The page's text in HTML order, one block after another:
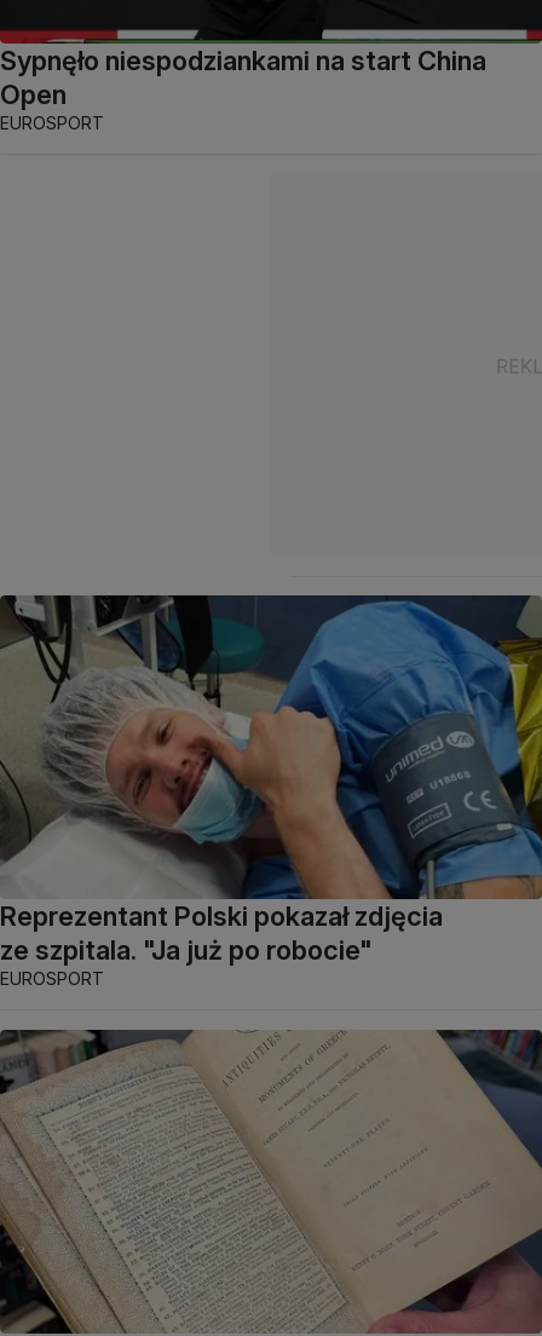
Sypnęło niespodziankami na start China
Open
EUROSPORT
Reprezentant Polski pokazał zdjęcia
ze szpitala. "Ja już po robocie"
EUROSPORT